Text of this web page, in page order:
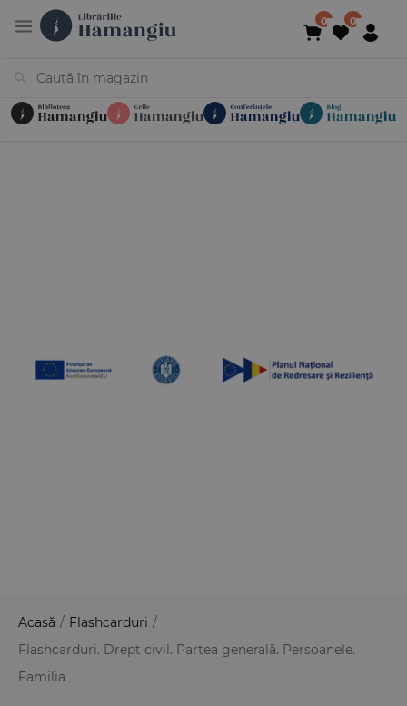
Acasă / Flashcarduri /
Flashcarduri. Drept civil. Partea generală. Persoanele.
Familia